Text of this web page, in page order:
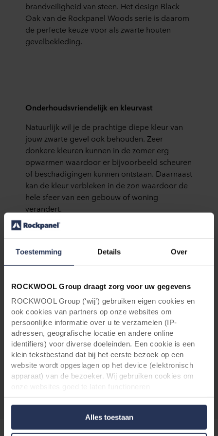
Toestemming Details Over
ROCKWOOL Group draagt zorg voor uw gegevens
ROCKWOOL Group (‘wij’) gebruiken eigen cookies en
ook cookies van partners op onze websites om
persoonlijke informatie over u te verzamelen (IP-
adressen, geografische locatie en andere online
identifiers) voor diverse doeleinden. Een cookie is een
klein tekstbestand dat bij het eerste bezoek op een
website wordt opgeslagen op het device (elektronisch
apparaat) van de bezoeker. Wij gebruiken cookies om
(‘Noodzakelijke’), om uw instellingen te onthouden en uw
gebruikerservaring te verbeteren (‘Functionele’), om uw
gedrag te analyseren en op basis daarvan de websites te
optimaliseren (‘Statistische’), en om onze content en
Alles toestaan
brandveiligheid van steen. Het design Black
Oak van de Rockpanel Woods serie is daarom
de perfecte keuze voor als zwarte houten
gevelbekleding.
Onderhoudsvriendelijk en kleurvast
Natuurlijk wil je de prachtige diepe kleur van
jouw zwarte gevel ook behouden. Zeer
donkere kleuren kunnen in de zomer erg
opwarmen waardoor er bijvoorbeeld scheuren
of beschadigingen kunnen ontstaan. Daarnaast
kan de kleur verbleken in de zon waardoor de
hele sfeer van een gebouw of woning
verandert.
Een gebouw of woning met zwarte
gevelbekleding van Rockpanel behoudt op
lange termijn zijn oorspronkelijke uitstraling.
Alle gevelpanelen zijn afgewerkt met een
coating beschermt de panelen tegen UV-
straling, vuil en weersinvloeden en zorgt voor
eenoptimale kleurechtheid. Uw zwarte gevel
blijft hierdoor zeer lang mooi en heeft
nauwelijks onderhoud nodig.